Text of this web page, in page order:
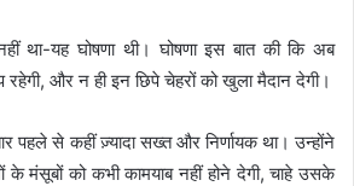
था-यह घोषणा थी। घोषणा इस बात की कि अब
और न ही इन छिपे चेहरों को खुला मैदान देगी।
पहले से कहीं ज़्यादा सख्त और निर्णायक था। उन्होंने
के मंसूबों को कभी कामयाब नहीं होने देगी, चाहे उसके